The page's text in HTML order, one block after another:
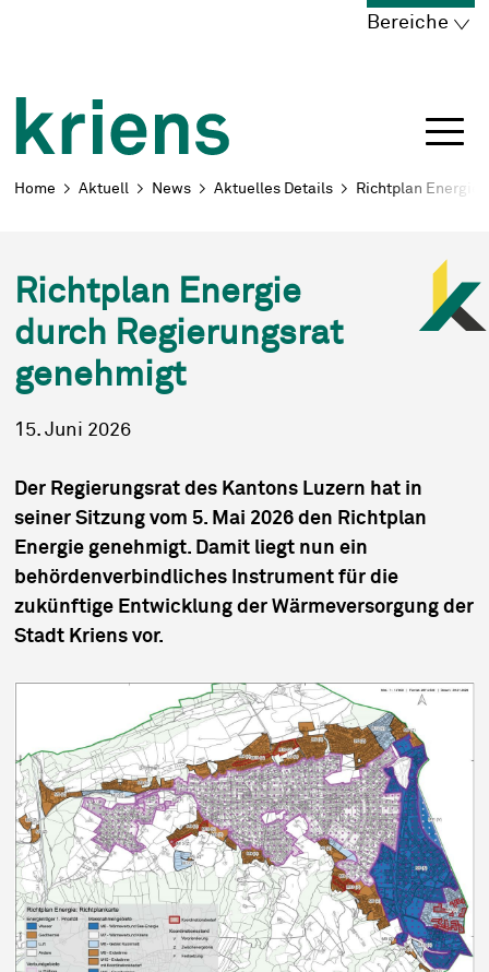
Navigieren in Kriens
Bereiche
Breadcrumb
Home Aktuell News Aktuelles Details Richtplan Energie
Richtplan Energie
durch Regierungsrat
genehmigt
15. Juni 2026
Der Regierungsrat des Kantons Luzern hat in
seiner Sitzung vom 5. Mai 2026 den Richtplan
Energie genehmigt. Damit liegt nun ein
behördenverbindliches Instrument für die
zukünftige Entwicklung der Wärmeversorgung der
Stadt Kriens vor.